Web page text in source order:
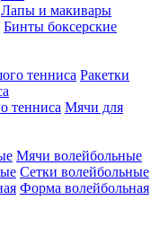
Лапы и макивары
Бинты боксерские
Ракетки
Мячи для
Мячи волейбольные
Сетки волейбольные
Форма волейбольная